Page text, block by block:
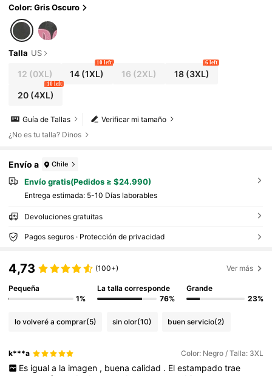
Color: Gris Oscuro
Talla US
12 (0XL) 14 (1XL)
10 left
16 (2XL) 18(3XL)
6 left
20(4XL)
10 left
Verificar mi tamaño
Guía de Tallas
¿No es tu talla? Dinos
Envío a Chile
Envío gratis(Pedidos ≥ $24.990)
Entrega estimada: 5-10 Días laborables
Devoluciones gratuitas
Pagos seguros · Protección de privacidad
4,73 (100+) Ver más
Pequeña
1%
La talla corresponde
76%
Grande
23%
lo volveré a comprar(5) sin olor(10) buen servicio(2)
k***a Color: Negro / Talla: 3XL
Es igual a la imagen , buena calidad . El estampado trae